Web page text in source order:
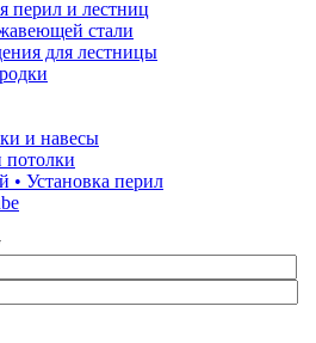
перил и лестниц
стали
для лестницы
и навесы
Установка перил